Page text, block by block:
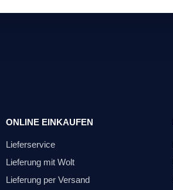
ONLINE EINKAUFEN
Lieferservice
Lieferung mit Wolt
Lieferung per Versand